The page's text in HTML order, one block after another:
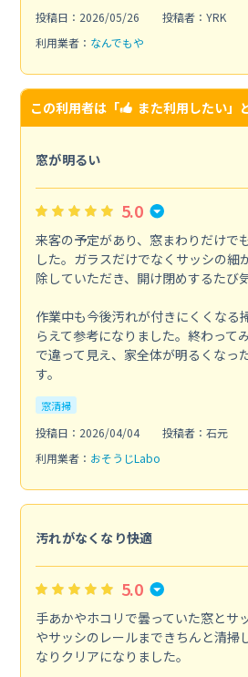
投稿日：2026/05/26
投稿者：YRK
利用業者： なんでもや
この利用者は「 また利用したい」
窓が明るい
5.0
来客の予定があり、窓まわりだけで
した。ガラスだけでなくサッシの細
除していただき、開け閉めするたび
作業中も今後汚れが付きにくくなる
らえて参考になりました。終わって
で違って見え、家全体が明るくなっ
す。
窓清掃
投稿日：2026/04/04
投稿者：石元
利用業者： おそうじLabo
汚れがなくなり快適
5.0
手あかやホコリで曇っていた窓とサ
やサッシのレールまできちんと清掃
なりクリアになりました。